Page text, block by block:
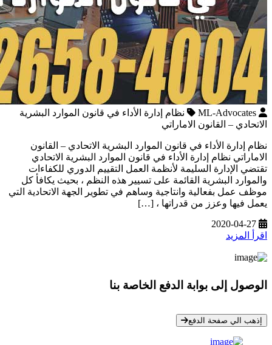
ML-Advocates
نظام إدارة الأداء في قانون الموارد البشرية
الاتحادي – القانون الاماراتي
نظام إدارة الأداء في قانون الموارد البشرية الاتحادي – القانون
الاماراتي نظام إدارة الأداء في قانون الموارد البشرية الاتحادي
تقتضي الإدارة السليمة لأنظمة العمل التقييم الدوري للكفاءات
والموارد البشرية القائمة على تسيير هذه النظم ، بحيث يكافأ كل
موظف عمل بفعالية وانتاجية وساهم في تطوير الجهة الاتحادية التي
يعمل فيها وعزز من قدراتها ، […]
2020-04-27
اقرأ المزيد
الوصول إلى بوابة الدفع الخاصة بنا
إذهب الي صفحة الدفع